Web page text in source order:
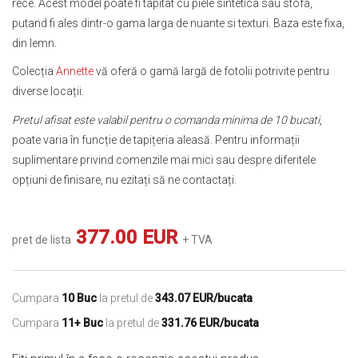
rece. Acest model poate fi tapitat cu piele sintetica sau stofa,
putand fi ales dintr-o gama larga de nuante si texturi. Baza este fixa,
din lemn.
Colecția Annettevă oferă o gamă largă de fotolii potrivite pentru
diverse locații.
Pretul afisat este valabil pentru o comanda minima de 10 bucati,
poate varia în funcție de tapițeria aleasă. Pentru informații
suplimentare privind comenzile mai mici sau despre diferitele
opțiuni de finisare, nu ezitați să ne contactați.
pret de lista 377.00 EUR + TVA
Cumpara 10 Buc la pretul de343.07 EUR/bucata
Cumpara 11+ Buc la pretul de331.76 EUR/bucata